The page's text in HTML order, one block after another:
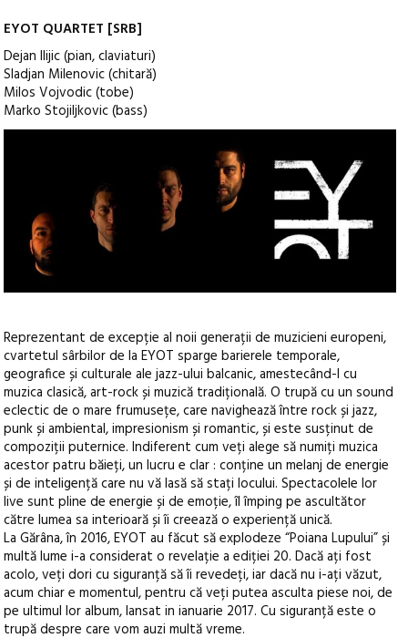
EYOT QUARTET [SRB]
Dejan Ilijic (pian, claviaturi)
Sladjan Milenovic (chitară)
Milos Vojvodic (tobe)
Marko Stojiljkovic (bass)
Reprezentant de excepție al noii generații de muzicieni europeni,
cvartetul sârbilor de la EYOT sparge barierele temporale,
geografice și culturale ale jazz-ului balcanic, amestecând-l cu
muzica clasică, art-rock și muzică tradițională. O trupă cu un sound
eclectic de o mare frumusețe, care navighează între rock și jazz,
punk și ambiental, impresionism și romantic, și este susținut de
compoziții puternice. Indiferent cum veți alege să numiți muzica
acestor patru băieți, un lucru e clar : conține un melanj de energie
și de inteligență care nu vă lasă să stați locului. Spectacolele lor
live sunt pline de energie și de emoție, îl împing pe ascultător
către lumea sa interioară și îi creează o experiență unică.
La Gărâna, în 2016, EYOT au făcut să explodeze “Poiana Lupului” și
multă lume i-a considerat o revelație a ediției 20. Dacă ați fost
acolo, veți dori cu siguranță să îi revedeți, iar dacă nu i-ați văzut,
acum chiar e momentul, pentru că veți putea asculta piese noi, de
pe ultimul lor album, lansat in ianuarie 2017. Cu siguranță este o
trupă despre care vom auzi multă vreme.